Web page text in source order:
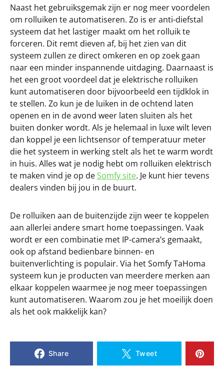
Naast het gebruiksgemak zijn er nog meer voordelen
om rolluiken te automatiseren. Zo is er anti-diefstal
systeem dat het lastiger maakt om het rolluik te
forceren. Dit remt dieven af, bij het zien van dit
systeem zullen ze direct omkeren en op zoek gaan
naar een minder inspannende uitdaging. Daarnaast is
het een groot voordeel dat je elektrische rolluiken
kunt automatiseren door bijvoorbeeld een tijdklok in
te stellen. Zo kun je de luiken in de ochtend laten
openen en in de avond weer laten sluiten als het
buiten donker wordt. Als je helemaal in luxe wilt leven
dan koppel je een lichtsensor of temperatuur meter
die het systeem in werking stelt als het te warm wordt
in huis. Alles wat je nodig hebt om rolluiken elektrisch
te maken vind je op deSomfy site. Je kunt hier tevens
dealers vinden bij jou in de buurt.
De rolluiken aan de buitenzijde zijn weer te koppelen
aan allerlei andere smart home toepassingen. Vaak
wordt er een combinatie met IP-camera’s gemaakt,
ook op afstand bedienbare binnen- en
buitenverlichting is populair. Via het Somfy TaHoma
systeem kun je producten van meerdere merken aan
elkaar koppelen waarmee je nog meer toepassingen
kunt automatiseren. Waarom zou je het moeilijk doen
als het ook makkelijk kan?
Share Tweet